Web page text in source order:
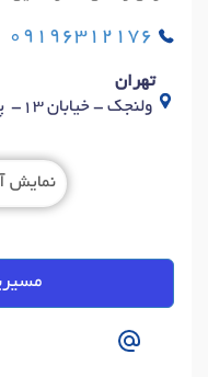
09196312176
تهران
ولنجک - خیابان 13- پارک رویال 4
نمایش